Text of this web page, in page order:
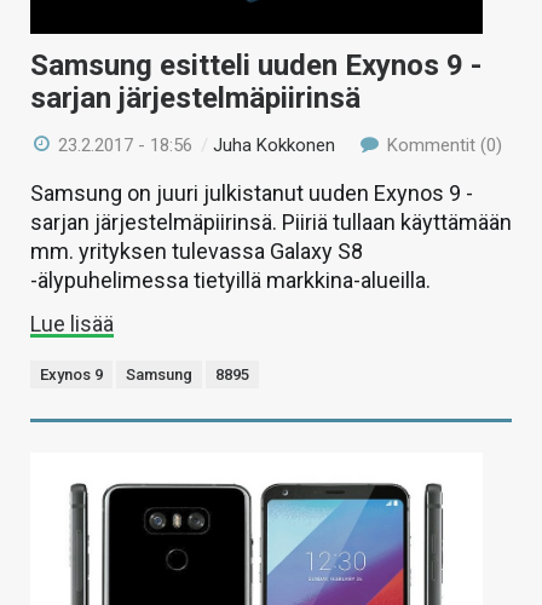
HAKU
Samsung esitteli uuden Exynos 9 -
sarjan järjestelmäpiirinsä
23.2.2017 - 18:56 /Juha Kokkonen Kommentit (0)
Samsung on juuri julkistanut uuden Exynos 9 -
sarjan järjestelmäpiirinsä. Piiriä tullaan käyttämään
mm. yrityksen tulevassa Galaxy S8
-älypuhelimessa tietyillä markkina-alueilla.
Lue lisää
Exynos 9 Samsung 8895